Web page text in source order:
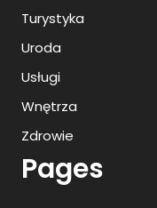
Turystyka
Uroda
Usługi
Wnętrza
Zdrowie
Pages